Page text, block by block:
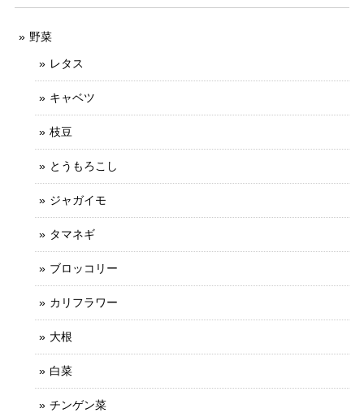
野菜
レタス
キャベツ
枝豆
とうもろこし
ジャガイモ
タマネギ
ブロッコリー
カリフラワー
大根
白菜
チンゲン菜